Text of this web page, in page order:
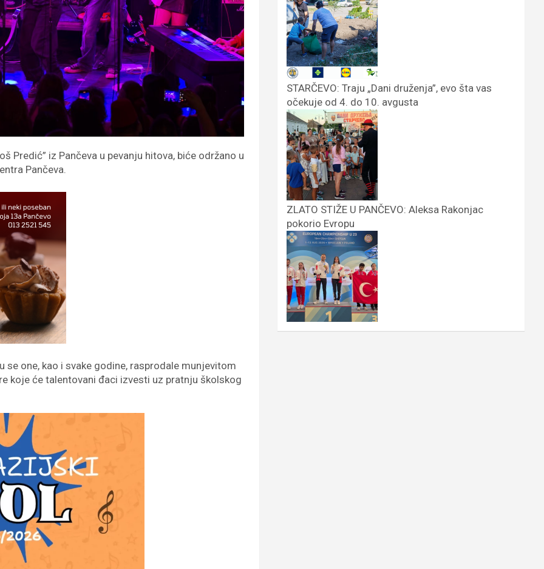
Predić” iz Pančeva u pevanju hitova, biće održano u
Pančeva.
se one, kao i svake godine, rasprodale munjevitom
koje će talentovani đaci izvesti uz pratnju školskog
STARČEVO: Traju „Dani druženja”, evo šta vas
očekuje od 4. do 10. avgusta
ZLATO STIŽE U PANČEVO: Aleksa Rakonjac
pokorio Evropu